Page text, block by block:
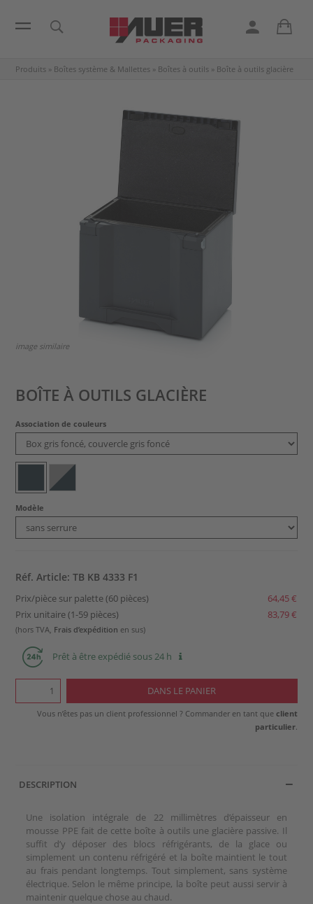
Produits » Boîtes système & Mallettes » Boîtes à outils » Boîte à outils glacière
image similaire
BOÎTE À OUTILS GLACIÈRE
Association de couleurs
Modèle
Réf. Article: TB KB 4333 F1
Prix/pièce sur palette (60 pièces)
64,45 €
Prix unitaire (1-59 pièces)
83,79 €
(hors TVA, Frais d’expédition en sus)
Prêt à être expédié sous 24 h
Vous n’êtes pas un client professionnel ? Commander en tant que client
particulier.
DESCRIPTION
Une isolation intégrale de 22 millimètres d’épaisseur en
mousse PPE fait de cette boîte à outils une glacière passive. Il
suffit d’y déposer des blocs réfrigérants, de la glace ou
simplement un contenu réfrigéré et la boîte maintient le tout
au frais pendant longtemps. Tout simplement, sans système
électrique. Selon le même principe, la boîte peut aussi servir à
maintenir quelque chose au chaud.